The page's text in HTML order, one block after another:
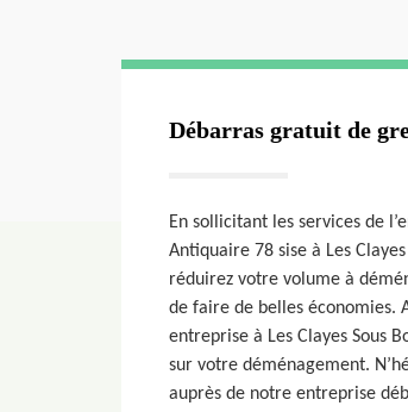
Débarras gratuit de
En sollicitant les services de
Antiquaire 78 sise à Les
réduirez votre volume à
de faire de belles économies.
entreprise à Les Clayes Sous
sur votre déménagement.
auprès de notre entreprise